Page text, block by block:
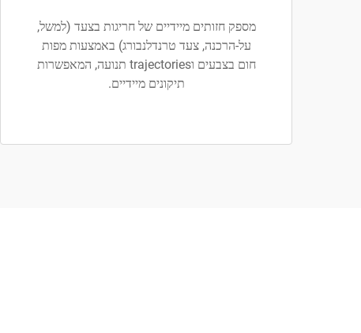
מספק חזותים מיידיים של חריגות בצעד (למשל,
על-הרכנה, צעד טרנדלנבורג) באמצעות מפות
חום בצבעים וtrajectories תנועה, המאפשרות
תיקונים מיידיים.